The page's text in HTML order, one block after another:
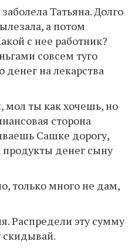
Татьяна. Долго
а потом
с нее работник?
совсем туго
денег на лекарства
мол ты как хочешь, но
сторона
Сашке дорогу,
денег сыну
только много не дам,
Распредели эту сумму
скидывай.